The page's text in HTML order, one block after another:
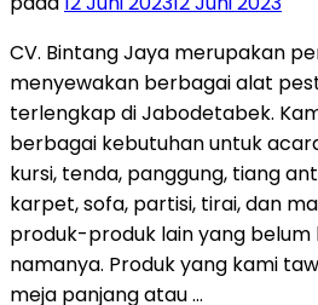
CV. Bintang Jaya merupakan
menyewakan berbagai alat
terlengkap di Jabodetabek.
berbagai kebutuhan untuk
kursi, tenda, panggung, tiang
karpet, sofa, partisi, tirai, dan
produk-produk lain yang belum
namanya. Produk yang kami
meja panjang atau …